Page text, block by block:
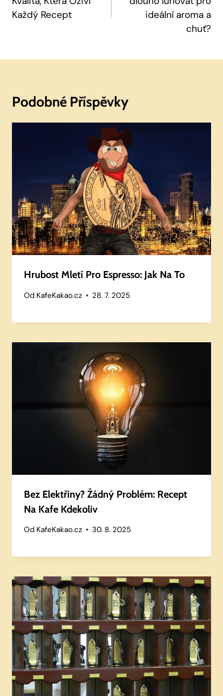
Příspěvek
Každý Recept
ideální aroma a
chuť?
Podobné Příspěvky
Hrubost Mletí Pro Espresso: Jak Na To
Od KafeKakao.cz 28. 7. 2025
Bez Elektřiny? Žádný Problém: Recept
Na Kafe Kdekoliv
Od KafeKakao.cz 30. 8. 2025